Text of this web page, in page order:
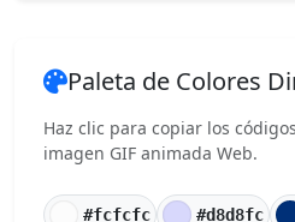
Paleta de Colores
Haz clic para copiar los
imagen GIF animada Web.
#fcfcfc #d8d8fc